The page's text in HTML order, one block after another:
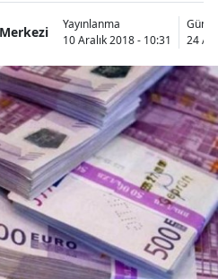
Yayınlanma
10 Aralık 2018 - 10:31
24